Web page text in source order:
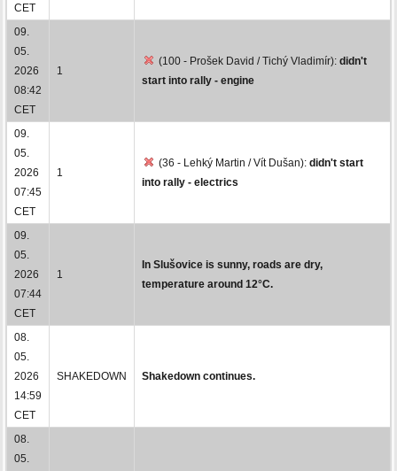
CET
09.
05.
2026
08:42
CET
1
(100 - Prošek David / Tichý Vladimír): didn't
start into rally - engine
09.
05.
2026
07:45
CET
1
(36 - Lehký Martin / Vít Dušan): didn't start
into rally - electrics
09.
05.
2026
07:44
CET
1
In Slušovice is sunny, roads are dry,
temperature around 12°C.
08.
05.
2026
14:59
CET
SHAKEDOWN Shakedown continues.
08.
05.